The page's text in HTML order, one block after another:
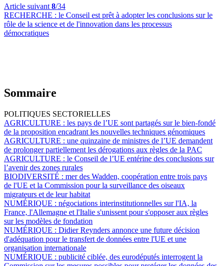
Article suivant 8/34
RECHERCHE : le Conseil est prêt à adopter les conclusions sur le
rôle de la science et de l'innovation dans les processus
démocratiques
Sommaire
POLITIQUES SECTORIELLES
AGRICULTURE : les pays de l’UE sont partagés sur le bien-fondé
de la proposition encadrant les nouvelles techniques génomiques
AGRICULTURE : une quinzaine de ministres de l’UE demandent
de prolonger partiellement les dérogations aux règles de la PAC
AGRICULTURE : le Conseil de l’UE entérine des conclusions sur
l’avenir des zones rurales
BIODIVERSITÉ : mer des Wadden, coopération entre trois pays
de l'UE et la Commission pour la surveillance des oiseaux
migrateurs et de leur habitat
NUMÉRIQUE : négociations interinstitutionnelles sur l'IA, la
France, l'Allemagne et l'Italie s'unissent pour s'opposer aux règles
sur les modèles de fondation
NUMÉRIQUE : Didier Reynders annonce une future décision
d'adéquation pour le transfert de données entre l'UE et une
organisation internationale
NUMÉRIQUE : publicité ciblée, des eurodéputés interrogent la